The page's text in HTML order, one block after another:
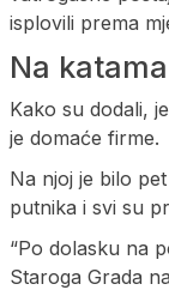
isplovili prema
Na
Kako su dodali,
je domaće firme.
Na njoj je bilo
putnika i svi su
“Po dolasku na
Staroga Grada